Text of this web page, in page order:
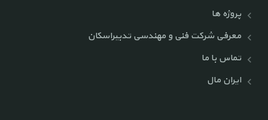
پروژه ها
معرفی شرکت فنی و مهندسی تدبیراسکان
تماس با ما
ایران مال